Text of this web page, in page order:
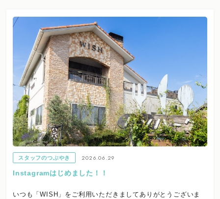
スタッフのつぶやき
2026.06.29
Instagramはじめました！！
いつも「WISH」をご利用いただきましてありがとうございま